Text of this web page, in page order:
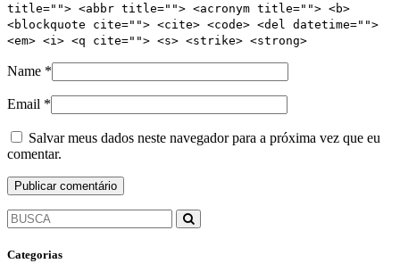
title=""> <abbr title=""> <acronym title=""> <b>
<blockquote cite=""> <cite> <code> <del datetime="">
<em> <i> <q cite=""> <s> <strike> <strong>
Name *
Email *
Salvar meus dados neste navegador para a próxima vez que eu
comentar.
Categorias